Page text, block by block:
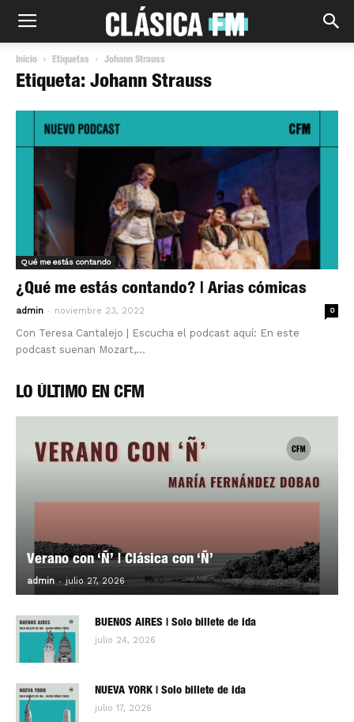
Inicio Etiquetas Johann Strauss
Etiqueta: Johann Strauss
Qué me estás contando
¿Qué me estás contando? | Arias cómicas
admin - noviembre 23, 2022 0
Con Teresa Cantalejo | Escucha el podcast aquí: En este
podcast suenan Mozart,...
LO ÚLTIMO EN CFM
Verano con ‘Ñ’ | Clásica con ‘Ñ’
admin - julio 27, 2026 0
BUENOS AIRES | Solo billete de ida
julio 24, 2026
NUEVA YORK | Solo billete de ida
julio 17, 2026